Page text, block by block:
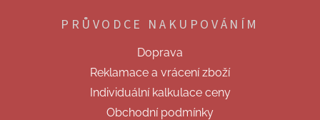
PRŮVODCE NAKUPOVÁNÍM
Doprava
Reklamace a vrácení zboží
Individuální kalkulace ceny
Obchodní podmínky